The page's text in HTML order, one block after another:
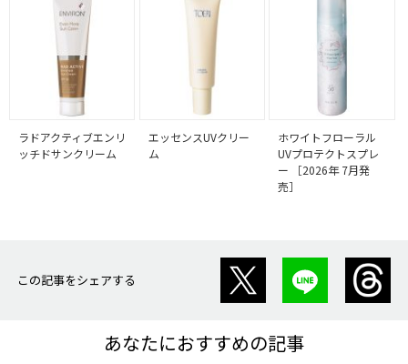
ラドアクティブエンリ
ッチドサンクリーム
エッセンスUVクリー
ム
ホワイトフローラル
UVプロテクトスプレ
ー ［2026年 7月発
売］
この記事をシェアする
あなたにおすすめの記事